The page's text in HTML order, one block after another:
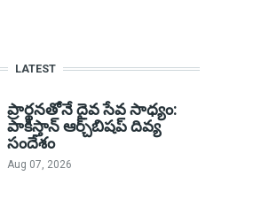
LATEST
ప్రార్థనతోనే దైవ సేవ సాధ్యం:
పాకిస్తాన్‌ ఆర్చ్‌బిషప్ దివ్య
సందేశం
Aug 07, 2026